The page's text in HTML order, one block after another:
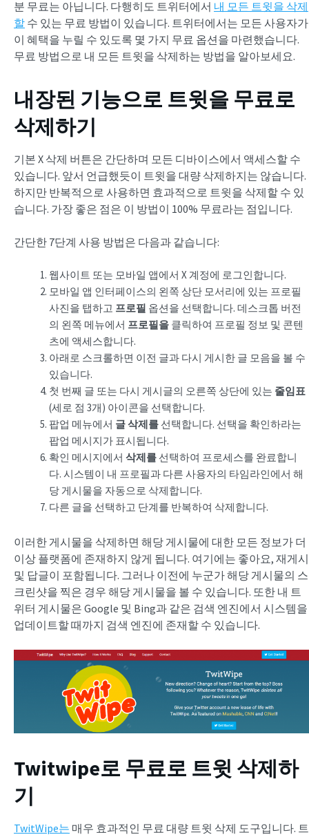
분 무료는 아닙니다. 다행히도 트위터에서 내 모든 트윗을 삭제
할 수 있는 무료 방법이 있습니다. 트위터에서는 모든 사용자가
이 혜택을 누릴 수 있도록 몇 가지 무료 옵션을 마련했습니다.
무료 방법으로 내 모든 트윗을 삭제하는 방법을 알아보세요.
내장된 기능으로 트윗을 무료로
삭제하기
기본 X 삭제 버튼은 간단하며 모든 디바이스에서 액세스할 수
있습니다. 앞서 언급했듯이 트윗을 대량 삭제하지는 않습니다.
하지만 반복적으로 사용하면 효과적으로 트윗을 삭제할 수 있
습니다. 가장 좋은 점은 이 방법이 100% 무료라는 점입니다.
간단한 7단계 사용 방법은 다음과 같습니다:
웹사이트 또는 모바일 앱에서 X 계정에 로그인합니다.
모바일 앱 인터페이스의 왼쪽 상단 모서리에 있는 프로필
사진을 탭하고 프로필 옵션을 선택합니다. 데스크톱 버전
의 왼쪽 메뉴에서 프로필을 클릭하여 프로필 정보 및 콘텐
츠에 액세스합니다.
아래로 스크롤하면 이전 글과 다시 게시한 글 모음을 볼 수
있습니다.
첫 번째 글 또는 다시 게시글의 오른쪽 상단에 있는 줄임표
(세로 점 3개) 아이콘을 선택합니다.
팝업 메뉴에서 글 삭제를 선택합니다. 선택을 확인하라는
팝업 메시지가 표시됩니다.
확인 메시지에서 삭제를 선택하여 프로세스를 완료합니
다. 시스템이 내 프로필과 다른 사용자의 타임라인에서 해
당 게시물을 자동으로 삭제합니다.
다른 글을 선택하고 단계를 반복하여 삭제합니다.
이러한 게시물을 삭제하면 해당 게시물에 대한 모든 정보가 더
이상 플랫폼에 존재하지 않게 됩니다. 여기에는 좋아요, 재게시
및 답글이 포함됩니다. 그러나 이전에 누군가 해당 게시물의 스
크린샷을 찍은 경우 해당 게시물을 볼 수 있습니다. 또한 내 트
위터 게시물은 Google 및 Bing과 같은 검색 엔진에서 시스템을
업데이트할 때까지 검색 엔진에 존재할 수 있습니다.
Twitwipe로 무료로 트윗 삭제하
기
TwitWipe는 매우 효과적인 무료 대량 트윗 삭제 도구입니다. 트